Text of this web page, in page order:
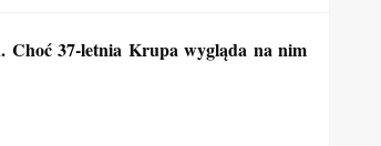
Choć 37-letnia Krupa wygląda na nim